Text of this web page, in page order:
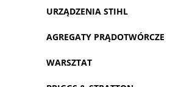
URZĄDZENIA STIHL
AGREGATY PRĄDOTWÓRCZE
WARSZTAT